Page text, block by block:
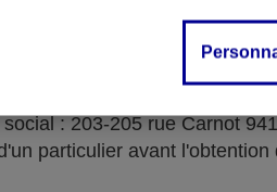
: AXA Banque
: 203-205 rue Carnot
particulier avant